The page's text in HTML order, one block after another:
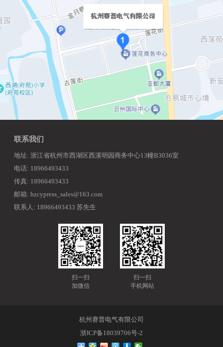
联系我们
地址: 浙江省杭州市西湖区西溪明园商务中心13幢B3036室
电话: 18966493433
传真: 18966493433
邮箱: hzcypress_sales@163.com
联系人: 18966493433 苏先生
扫一扫
加微信
扫一扫
手机网站
杭州赛普电气有限公司
浙ICP备18039706号-2